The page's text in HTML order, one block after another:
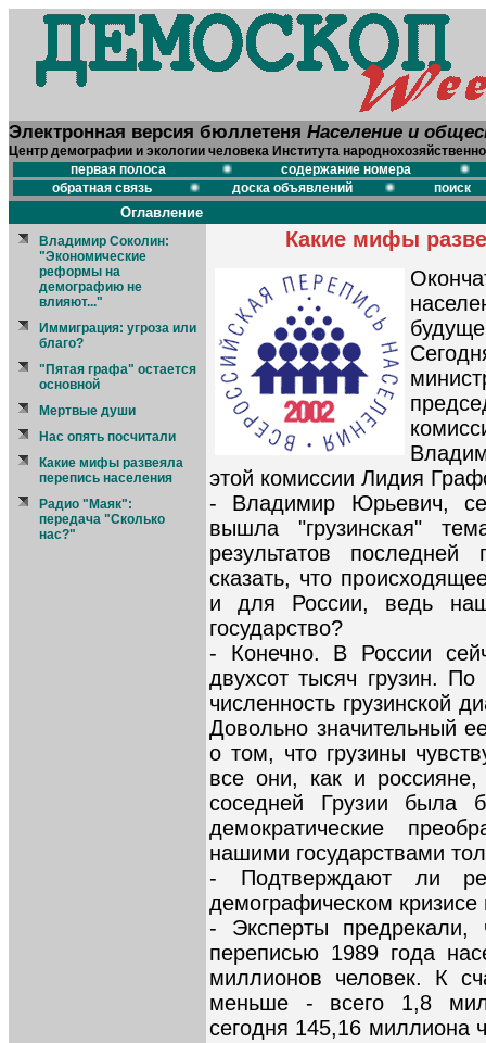
Электронная версия бюллетеня Население и
Центр демографии и экологии человека Института
первая полоса
содержание номера
обратная связь
доска объявлений поиск
Оглавление
Владимир Соколин:
"Экономические
реформы на
демографию не
влияют..."
Иммиграция: угроза или
благо?
"Пятая графа" остается
основной
Мертвые души
Нас опять посчитали
Какие мифы развеяла
перепись населения
Радио "Маяк":
передача "Сколько
нас?"
Какие мифы
этой комиссии Лидия
- Владимир Юрьевич,
вышла "грузинская"
результатов
сказать, что
и для России, ведь
государство?
- Конечно. В России
двухсот тысяч грузин.
численность грузинской
Довольно значительный
о том, что грузины
все они, как и
соседней Грузии была
демократические
нашими государствами
- Подтверждают ли
демографическом кризисе
- Эксперты
переписью 1989 года
миллионов человек. К
меньше - всего 1,8
сегодня 145,16 миллиона